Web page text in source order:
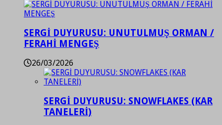
SERGİ DUYURUSU: UNUTULMUŞ ORMAN /
FERAHİ MENGEŞ
26/03/2026
SERGİ DUYURUSU: SNOWFLAKES (KAR
TANELERİ)